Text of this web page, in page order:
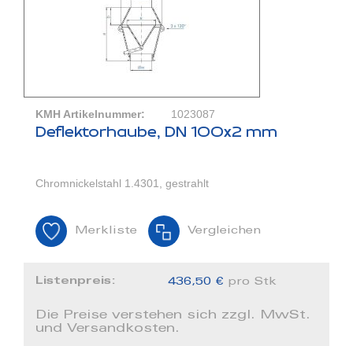
KMH Artikelnummer: 1023087
Deflektorhaube, DN 100x2 mm
Chromnickelstahl 1.4301, gestrahlt
Merkliste Vergleichen
Listenpreis: 436,50 € pro Stk
Die Preise verstehen sich zzgl. MwSt.
und Versandkosten.